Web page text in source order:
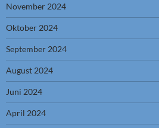
November 2024
Oktober 2024
September 2024
August 2024
Juni 2024
April 2024